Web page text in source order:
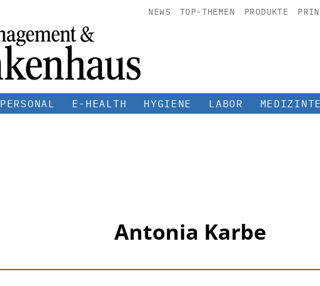
NEWS TOP-THEMEN PRODUKTE
PERSONAL E-HEALTH HYGIENE LABOR
Antonia Karbe